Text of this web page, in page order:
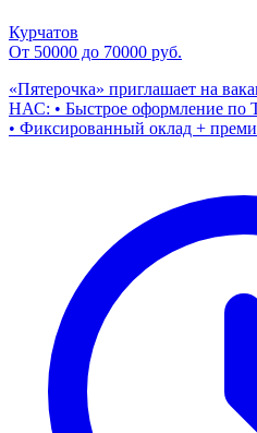
Курчатов
От 50000 до 70000 руб.
«Пятерочка» приглашает на
НАС: • Быстрое оформление по
• Фиксированный оклад +